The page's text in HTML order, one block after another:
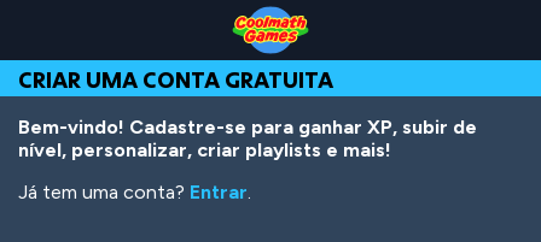
Top
of
Page
Navigation
Main
Content
Footer
o
conteúdo
principal
CRIAR UMA CONTA GRATUITA
Bem-vindo! Cadastre-se para ganhar XP, subir de
nível, personalizar, criar playlists e mais!
Já tem uma conta? Entrar.